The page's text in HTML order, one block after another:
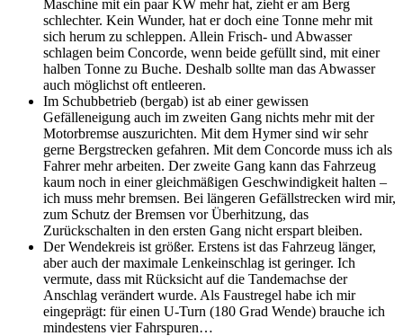
Maschine mit ein paar KW mehr hat, zieht er am Berg
schlechter. Kein Wunder, hat er doch eine Tonne mehr mit
sich herum zu schleppen. Allein Frisch- und Abwasser
schlagen beim Concorde, wenn beide gefüllt sind, mit einer
halben Tonne zu Buche. Deshalb sollte man das Abwasser
auch möglichst oft entleeren.
Im Schubbetrieb (bergab) ist ab einer gewissen
Gefälleneigung auch im zweiten Gang nichts mehr mit der
Motorbremse auszurichten. Mit dem Hymer sind wir sehr
gerne Bergstrecken gefahren. Mit dem Concorde muss ich als
Fahrer mehr arbeiten. Der zweite Gang kann das Fahrzeug
kaum noch in einer gleichmäßigen Geschwindigkeit halten –
ich muss mehr bremsen. Bei längeren Gefällstrecken wird mir,
zum Schutz der Bremsen vor Überhitzung, das
Zurückschalten in den ersten Gang nicht erspart bleiben.
Der Wendekreis ist größer. Erstens ist das Fahrzeug länger,
aber auch der maximale Lenkeinschlag ist geringer. Ich
vermute, dass mit Rücksicht auf die Tandemachse der
Anschlag verändert wurde. Als Faustregel habe ich mir
eingeprägt: für einen U-Turn (180 Grad Wende) brauche ich
mindestens vier Fahrspuren…